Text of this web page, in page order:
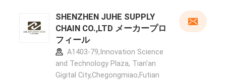
SHENZHEN JUHE SUPPLY
CHAIN CO.,LTD メーカープロ
フィール
A1403-79,Innovation Science
and Technology Plaza, Tian'an
Gigital City,Chegongmiao,Futian